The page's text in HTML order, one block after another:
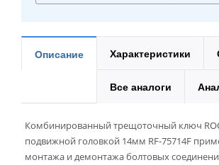
Описание Характеристики
Все аналоги
Комбинированный трещоточный ключ
подвижной головкой 14мм RF-75714F
монтажа и демонтажа болтовых